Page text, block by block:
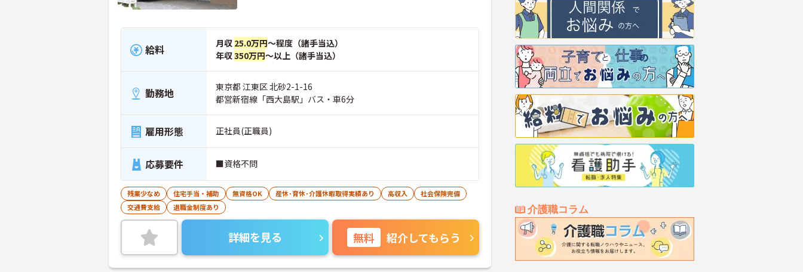
介護職コラム
給料 月収 25.0万円～程度（諸手当込）
年収350万円～以上（諸手当込）
勤務地
東京都 江東区 北砂2-1-16
都営新宿線「西大島駅」バス・車6分
雇用形態 正社員(正職員)
応募要件 ■資格不問
残業少なめ 住宅手当・補助 無資格OK 産休･育休･介護休暇取得実績あり 高収入
社会保険完備
交通費支給
退職金制度あり
詳細を見る 無料 紹介してもらう